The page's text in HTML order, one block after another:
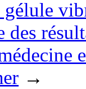
gélule
des
→